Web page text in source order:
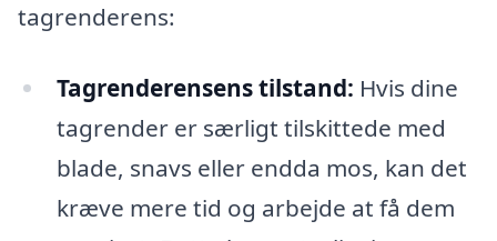
tagrenderens:
Tagrenderensens tilstand: Hvis dine
tagrender er særligt tilskittede med
blade, snavs eller endda mos, kan det
kræve mere tid og arbejde at få dem